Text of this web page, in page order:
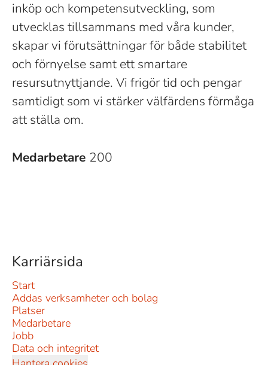
inköp och kompetensutveckling, som
utvecklas tillsammans med våra kunder,
skapar vi förutsättningar för både stabilitet
och förnyelse samt ett smartare
resursutnyttjande. Vi frigör tid och pengar
samtidigt som vi stärker välfärdens förmåga
att ställa om.
Medarbetare 200
Karriärsida
Start
Addas verksamheter och bolag
Platser
Medarbetare
Jobb
Data och integritet